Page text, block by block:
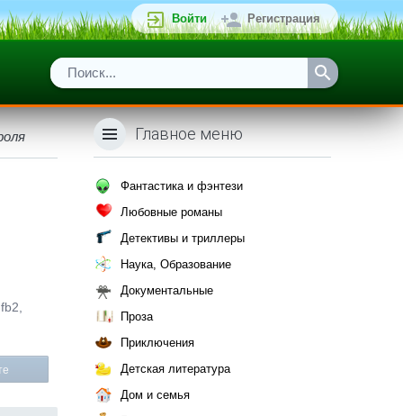
Войти Регистрация
Главное меню
Фантастика и фэнтези
Любовные романы
Детективы и триллеры
Наука, Образование
Документальные
Проза
Приключения
Детская литература
Дом и семья